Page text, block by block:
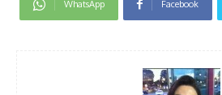
WhatsApp Facebook